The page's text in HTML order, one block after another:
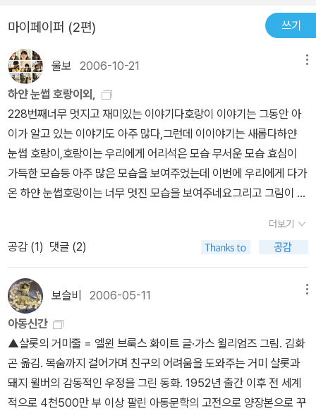
활용을 하러 갔을때 아이가 자고 있어서 살며서 다녀오려고 했는데
다녀오고 나니 아이가 일어나서 놀라서 나오려고 현관문을 만져서 열
지도 못하고 열쇠아저씨를 부른 적이있다 그후로 아이는 내곁에서 떨
어지려고 하지 않았다이책속에 돼지 아이도 아침에 일어나니 엄마가
보이지 않는다그래서 엄마를 찾아나선다그런데 엄마는 보이지 않고
오리.엄마 양엄마 말엄마 개엄마등을 만난다모두가 하나 같이 같이
놀아주겠다고 하지만 돼지 엄마는 아니다엄마를 한참 찾다보니 엄마
가 어디선가 왔다돼지는 엄마를 얼싸안고 행복해한다그리고 엄마랑
재미있는 놀이를 했습니다역시 엄마가 최고지요아이의 마음이 하나
떴을때 엄마가 보이지 않는다면 얼마나 불안할까나는 그때 아침 사건
후에는 절대로 재활용은 혼자 하러 가지 않는다그리고 내가 어딘가를
잠시 가야 할때도 아이에게 꼭행선지를 알리고 이야기를 하고 간다아
이를 키우면서 배우는것도 많고정답은 없지만 언제나 최선을 다하려
고 노력한다우리아이도 세상에서 엄마를 제일 좋아하겠지요,
마이페이퍼 (2편) 쓰기
울보 2006-10-21
하얀 눈썹 호랑이외,
228번째너무 멋지고 재미있는 이야기다호랑이 이야기는 그동안 아
이가 알고 있는 이야기도 아주 많다,그런데 이이야기는 새롭다하얀
눈썹 호랑이,호랑이는 우리에게 어리석은 모습 무서운 모습 효심이
가득한 모습등 아주 많은 모습을 보여주었는데 이번에 우리에게 다가
온 하얀 눈썹호랑이는 너무 멋진 모습을 보여주네요그리고 그림이 너
을까요돼지가 엄마를 찾아가는 동안 만난 많은 동물들이 모두가 엄마
가 되어준다고 같이 놀자고 하지만 돼지는 엄마를 찾아가요가는동안
만난 동물들의 모습이 너무너무 귀여워요230번째여행을 떠난 거인
의 이야기,사막에 살던 틸이라는 거인이 커다란 돌맹이가 떨어진후
여행을 떠나요틸이 여행을 하면서 만나는 사람들과 모험이야기많은
이야기를 들려주고 있습니다,
더보기
공감 (1) 댓글 (2)
보슬비 2006-05-11
아동신간
▲샬롯의 거미줄 = 엘윈 브룩스 화이트 글·가스 윌리엄즈 그림. 김화
곤 옮김. 목숨까지 걸어가며 친구의 어려움을 도와주는 거미 샬롯과
돼지 윌버의 감동적인 우정을 그린 동화. 1952년 출간 이후 전 세계
적으로 4천500만 부 이상 팔린 아동문학의 고전으로 양장본으로 꾸